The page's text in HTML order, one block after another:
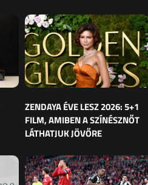
ZENDAYA ÉVE LESZ 2026: 5+1
FILM, AMIBEN A SZÍNÉSZNŐT
LÁTHATJUK JÖVŐRE